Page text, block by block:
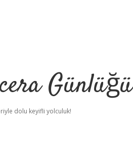
Günlüğü
dolu keyifli yolculuk!